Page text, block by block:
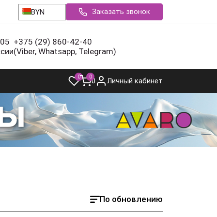
BYN Заказать звонок
+375 (29) 860-42-40
(Viber, Whatsapp, Telegram)
0 00 Личный кабинет
По обновлению